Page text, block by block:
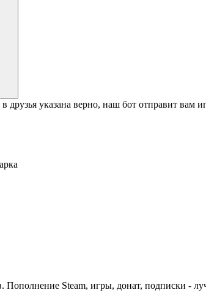
друзья указана верно, наш бот отправит вам
Пополнение Steam, игры, донат, подписки -